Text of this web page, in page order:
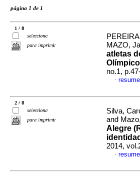
página 1 de 1
1 / 8
selecciona
para imprimir
MAZO,
atletas
no.1,
·
2 / 8
selecciona
para imprimir
Silva,
and
Alegre
2014,
·